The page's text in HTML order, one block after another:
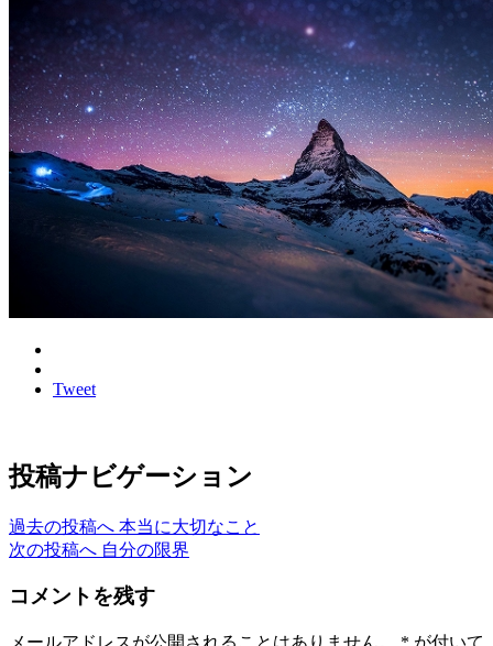
Tweet
投稿ナビゲーション
過去の投稿へ 本当に大切なこと
次の投稿へ 自分の限界
コメントを残す
メールアドレスが公開されることはありません。 * が付いて